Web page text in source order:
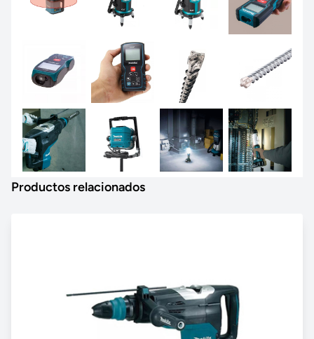
Productos relacionados